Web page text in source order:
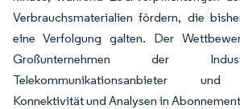
Verbrauchsmaterialien fördern, die
eine Verfolgung galten. Der
Großunternehmen der
Telekommunikationsanbieter und
Konnektivität und Analysen in